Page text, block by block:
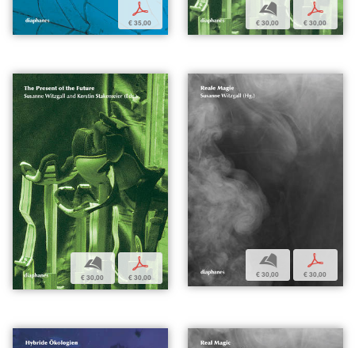
p
€ 35,00
b
€ 30,00
p
€ 30,00
b
€ 30,00
p
€ 30,00
b
€ 30,00
p
€ 30,00